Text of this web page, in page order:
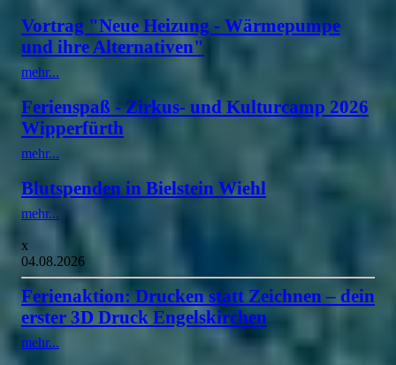
Vortrag "Neue Heizung - Wärmepumpe
und ihre Alternativen"
mehr...
Ferienspaß - Zirkus- und Kulturcamp 2026
Wipperfürth
mehr...
Blutspenden in Bielstein Wiehl
mehr...
x
04.08.2026
Ferienaktion: Drucken statt Zeichnen – dein
erster 3D Druck Engelskirchen
mehr...